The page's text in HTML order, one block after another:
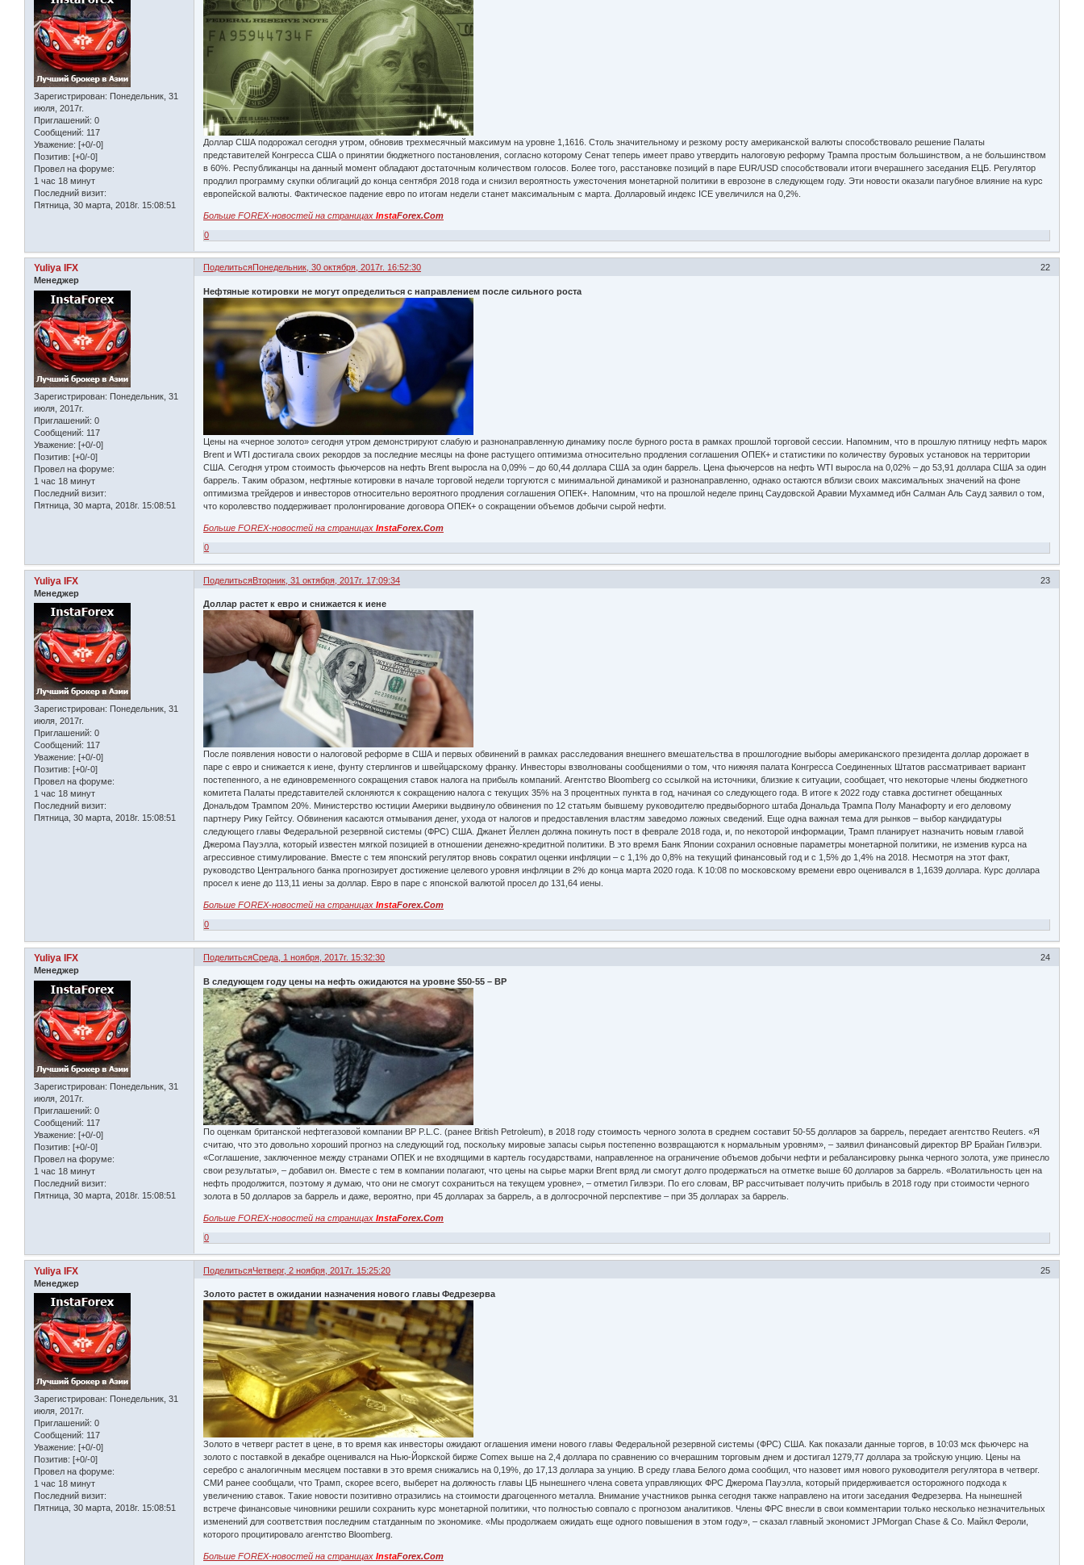
Зарегистрирован: Понедельник, 31
июля, 2017г.
Приглашений: 0
Сообщений: 117
Уважение: [+0/-0]
Позитив: [+0/-0]
Провел на форуме:
1 час 18 минут
Последний визит:
Пятница, 30 марта, 2018г. 15:08:51
Доллар США подорожал сегодня утром, обновив трехмесячный максимум на уровне 1,1616. Столь значительному и резкому росту американской валюты способствовало решение Палаты
представителей Конгресса США о принятии бюджетного постановления, согласно которому Сенат теперь имеет право утвердить налоговую реформу Трампа простым большинством, а не большинством
в 60%. Республиканцы на данный момент обладают достаточным количеством голосов. Более того, расстановке позиций в паре EUR/USD способствовали итоги вчерашнего заседания ЕЦБ. Регулятор
продлил программу скупки облигаций до конца сентября 2018 года и снизил вероятность ужесточения монетарной политики в еврозоне в следующем году. Эти новости оказали пагубное влияние на курс
европейской валюты. Фактическое падение евро по итогам недели станет максимальным с марта. Долларовый индекс ICE увеличился на 0,2%.
Больше FOREX-новостей на страницахInstaForex.Com
0
Поделиться 22
Понедельник, 30 октября, 2017г. 16:52:30
Yuliya IFX
Менеджер
Зарегистрирован: Понедельник, 31
июля, 2017г.
Приглашений: 0
Сообщений: 117
Уважение: [+0/-0]
Позитив: [+0/-0]
Провел на форуме:
1 час 18 минут
Последний визит:
Пятница, 30 марта, 2018г. 15:08:51
Нефтяные котировки не могут определиться с направлением после сильного роста
Цены на «черное золото» сегодня утром демонстрируют слабую и разнонаправленную динамику после бурного роста в рамках прошлой торговой сессии. Напомним, что в прошлую пятницу нефть марок
Brent и WTI достигала своих рекордов за последние месяцы на фоне растущего оптимизма относительно продления соглашения ОПЕК+ и статистики по количеству буровых установок на территории
США. Сегодня утром стоимость фьючерсов на нефть Brent выросла на 0,09% – до 60,44 доллара США за один баррель. Цена фьючерсов на нефть WTI выросла на 0,02% – до 53,91 доллара США за один
баррель. Таким образом, нефтяные котировки в начале торговой недели торгуются с минимальной динамикой и разнонаправленно, однако остаются вблизи своих максимальных значений на фоне
оптимизма трейдеров и инвесторов относительно вероятного продления соглашения ОПЕК+. Напомним, что на прошлой неделе принц Саудовской Аравии Мухаммед ибн Салман Аль Сауд заявил о том,
что королевство поддерживает пролонгирование договора ОПЕК+ о сокращении объемов добычи сырой нефти.
Больше FOREX-новостей на страницахInstaForex.Com
0
Поделиться 23
Вторник, 31 октября, 2017г. 17:09:34
Yuliya IFX
Менеджер
Зарегистрирован: Понедельник, 31
июля, 2017г.
Приглашений: 0
Сообщений: 117
Уважение: [+0/-0]
Позитив: [+0/-0]
Провел на форуме:
1 час 18 минут
Последний визит:
Пятница, 30 марта, 2018г. 15:08:51
Доллар растет к евро и снижается к иене
После появления новости о налоговой реформе в США и первых обвинений в рамках расследования внешнего вмешательства в прошлогодние выборы американского президента доллар дорожает в
паре с евро и снижается к иене, фунту стерлингов и швейцарскому франку. Инвесторы взволнованы сообщениями о том, что нижняя палата Конгресса Соединенных Штатов рассматривает вариант
постепенного, а не единовременного сокращения ставок налога на прибыль компаний. Агентство Bloomberg со ссылкой на источники, близкие к ситуации, сообщает, что некоторые члены бюджетного
комитета Палаты представителей склоняются к сокращению налога с текущих 35% на 3 процентных пункта в год, начиная со следующего года. В итоге к 2022 году ставка достигнет обещанных
Дональдом Трампом 20%. Министерство юстиции Америки выдвинуло обвинения по 12 статьям бывшему руководителю предвыборного штаба Дональда Трампа Полу Манафорту и его деловому
партнеру Рику Гейтсу. Обвинения касаются отмывания денег, ухода от налогов и предоставления властям заведомо ложных сведений. Еще одна важная тема для рынков – выбор кандидатуры
следующего главы Федеральной резервной системы (ФРС) США. Джанет Йеллен должна покинуть пост в феврале 2018 года, и, по некоторой информации, Трамп планирует назначить новым главой
Джерома Пауэлла, который известен мягкой позицией в отношении денежно-кредитной политики. В это время Банк Японии сохранил основные параметры монетарной политики, не изменив курса на
агрессивное стимулирование. Вместе с тем японский регулятор вновь сократил оценки инфляции – с 1,1% до 0,8% на текущий финансовый год и с 1,5% до 1,4% на 2018. Несмотря на этот факт,
руководство Центрального банка прогнозирует достижение целевого уровня инфляции в 2% до конца марта 2020 года. К 10:08 по московскому времени евро оценивался в 1,1639 доллара. Курс доллара
просел к иене до 113,11 иены за доллар. Евро в паре с японской валютой просел до 131,64 иены.
Больше FOREX-новостей на страницахInstaForex.Com
0
Поделиться 24
Среда, 1 ноября, 2017г. 15:32:30
Yuliya IFX
Менеджер
Зарегистрирован: Понедельник, 31
июля, 2017г.
Приглашений: 0
Сообщений: 117
Уважение: [+0/-0]
Позитив: [+0/-0]
Провел на форуме:
1 час 18 минут
Последний визит:
Пятница, 30 марта, 2018г. 15:08:51
В следующем году цены на нефть ожидаются на уровне $50-55 – BP
По оценкам британской нефтегазовой компании BP P.L.C. (ранее British Petroleum), в 2018 году стоимость черного золота в среднем составит 50-55 долларов за баррель, передает агентство Reuters. «Я
считаю, что это довольно хороший прогноз на следующий год, поскольку мировые запасы сырья постепенно возвращаются к нормальным уровням», – заявил финансовый директор BP Брайан Гилвэри.
«Соглашение, заключенное между странами ОПЕК и не входящими в картель государствами, направленное на ограничение объемов добычи нефти и ребалансировку рынка черного золота, уже принесло
свои результаты», – добавил он. Вместе с тем в компании полагают, что цены на сырье марки Brent вряд ли смогут долго продержаться на отметке выше 60 долларов за баррель. «Волатильность цен на
нефть продолжится, поэтому я думаю, что они не смогут сохраниться на текущем уровне», – отметил Гилвэри. По его словам, BP рассчитывает получить прибыль в 2018 году при стоимости черного
золота в 50 долларов за баррель и даже, вероятно, при 45 долларах за баррель, а в долгосрочной перспективе – при 35 долларах за баррель.
Больше FOREX-новостей на страницахInstaForex.Com
0
Поделиться 25
Четверг, 2 ноября, 2017г. 15:25:20
Yuliya IFX
Менеджер
Зарегистрирован: Понедельник, 31
июля, 2017г.
Приглашений: 0
Сообщений: 117
Уважение: [+0/-0]
Позитив: [+0/-0]
Провел на форуме:
1 час 18 минут
Последний визит:
Пятница, 30 марта, 2018г. 15:08:51
Золото растет в ожидании назначения нового главы Федрезерва
Золото в четверг растет в цене, в то время как инвесторы ожидают оглашения имени нового главы Федеральной резервной системы (ФРС) США. Как показали данные торгов, в 10:03 мск фьючерс на
золото с поставкой в декабре оценивался на Нью-Йоркской бирже Comex выше на 2,4 доллара по сравнению со вчерашним торговым днем и достигал 1279,77 доллара за тройскую унцию. Цены на
серебро с аналогичным месяцем поставки в это время снижались на 0,19%, до 17,13 доллара за унцию. В среду глава Белого дома сообщил, что назовет имя нового руководителя регулятора в четверг.
СМИ ранее сообщали, что Трамп, скорее всего, выберет на должность главы ЦБ нынешнего члена совета управляющих ФРС Джерома Пауэлла, который придерживается осторожного подхода к
увеличению ставок. Такие новости позитивно отразились на стоимости драгоценного металла. Внимание участников рынка сегодня также направлено на итоги заседания Федрезерва. На нынешней
встрече финансовые чиновники решили сохранить курс монетарной политики, что полностью совпало с прогнозом аналитиков. Члены ФРС внесли в свои комментарии только несколько незначительных
изменений для соответствия последним статданным по экономике. «Мы продолжаем ожидать еще одного повышения в этом году», – сказал главный экономист JPMorgan Chase & Co. Майкл Фероли,
которого процитировало агентство Bloomberg.
Больше FOREX-новостей на страницахInstaForex.Com